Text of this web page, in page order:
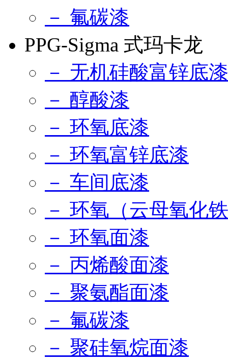
－ 氟碳漆
PPG-Sigma 式玛卡龙
－ 无机硅酸富锌底漆
－ 醇酸漆
－ 环氧底漆
－ 环氧富锌底漆
－ 车间底漆
－ 环氧（云母氧化
－ 环氧面漆
－ 丙烯酸面漆
－ 聚氨酯面漆
－ 氟碳漆
－ 聚硅氧烷面漆